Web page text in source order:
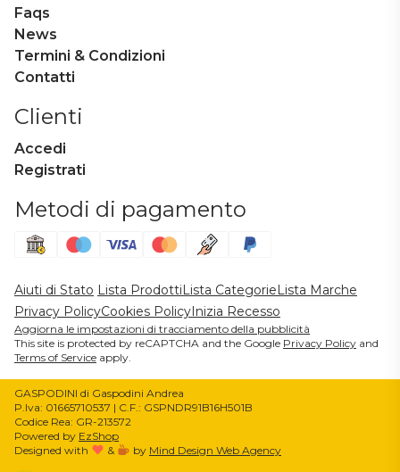
Faqs
News
Termini & Condizioni
Contatti
Clienti
Accedi
Registrati
Metodi di pagamento
Aiuti di Stato Lista ProdottiLista CategorieLista Marche
Privacy PolicyCookies PolicyInizia Recesso
Aggiorna le impostazioni di tracciamento della pubblicità
This site is protected by reCAPTCHA and the Google Privacy Policy and
Terms of Service apply.
GASPODINI di Gaspodini Andrea
P.Iva: 01665710537 | C.F.: GSPNDR91B16H501B
Codice Rea: GR-213572
Powered by EzShop
Designed with
& by Mind Design Web Agency